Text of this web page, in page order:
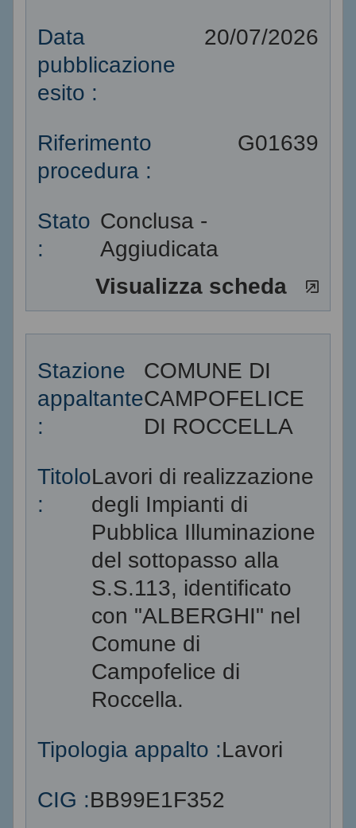
Data
pubblicazione
esito :
20/07/2026
Riferimento
procedura :
G01639
Stato
:
Conclusa -
Aggiudicata
Visualizza scheda
Stazione
appaltante
:
COMUNE DI
CAMPOFELICE
DI ROCCELLA
Titolo
:
Lavori di realizzazione
degli Impianti di
Pubblica Illuminazione
del sottopasso alla
S.S.113, identificato
con "ALBERGHI" nel
Comune di
Campofelice di
Roccella.
Tipologia appalto :Lavori
CIG :BB99E1F352